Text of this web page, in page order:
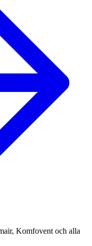
Komfovent och alla